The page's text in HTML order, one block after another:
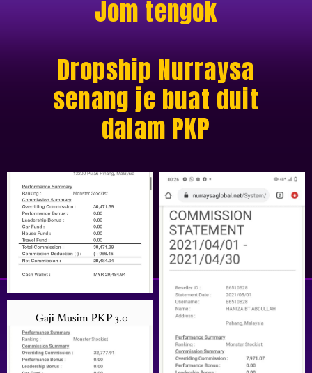
Jom tengok
Dropship Nurraysa
senang je buat duit
dalam PKP